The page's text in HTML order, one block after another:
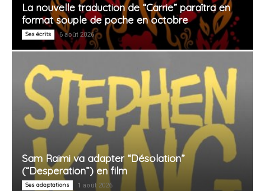
La nouvelle traduction de “Carrie” paraîtra en
format souple de poche en octobre
Ses écrits 6 août 2026
Sam Raimi va adapter “Désolation”
(“Desperation”) en film
Ses adaptations 1 août 2026